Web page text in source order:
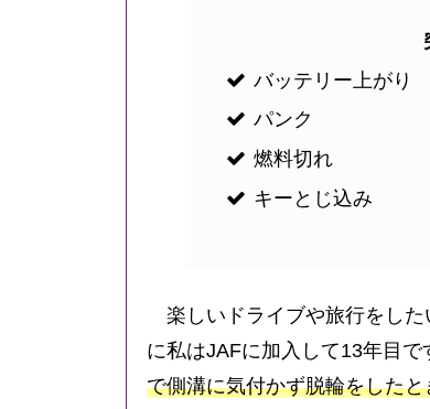
バッテリー上がり
パンク
燃料切れ
キーとじ込み
楽しいドライブや旅行をした
に私はJAFに加入して13年目で
で側溝に気付かず脱輪をした